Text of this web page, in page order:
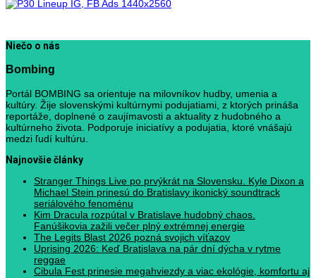
Niečo o nás
Bombing
Portál BOMBING sa orientuje na milovníkov hudby, umenia a
kultúry. Žije slovenskými kultúrnymi podujatiami, z ktorých prináša
reportáže, doplnené o zaujímavosti a aktuality z hudobného a
kultúrneho života. Podporuje iniciatívy a podujatia, ktoré vnášajú
medzi ľudí kultúru.
Najnovšie články
Stranger Things Live po prvýkrát na Slovensku. Kyle Dixon a
Michael Stein prinesú do Bratislavy ikonický soundtrack
seriálového fenoménu
Kim Dracula rozpútal v Bratislave hudobný chaos.
Fanúšikovia zažili večer plný extrémnej energie
The Legits Blast 2026 pozná svojich víťazov
Uprising 2026: Keď Bratislava na pár dní dýcha v rytme
reggae
Cibula Fest prinesie megahviezdy a viac ekológie, komfortu aj